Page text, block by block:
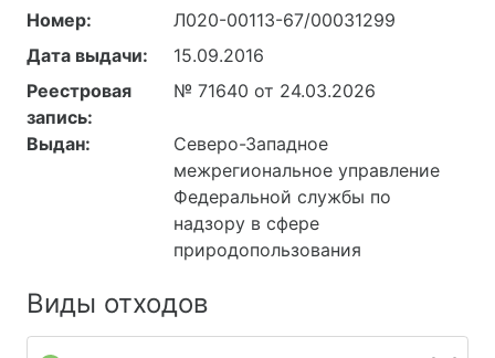
Номер:
Л020-00113-67/00031299
Дата выдачи:
15.09.2016
Реестровая
запись:
№ 71640 от 24.03.2026
Выдан:
Северо-Западное
межрегиональное управление
Федеральной службы по
надзору в сфере
природопользования
Виды отходов